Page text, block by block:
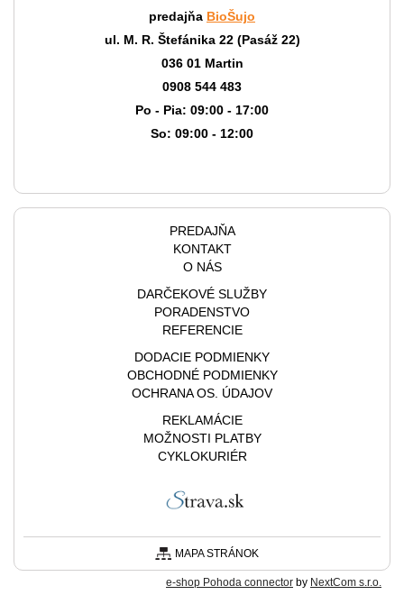
predajňa BioŠujo
ul. M. R. Štefánika 22 (Pasáž 22)
036 01 Martin
0908 544 483
Po - Pia: 09:00 - 17:00
So: 09:00 - 12:00
PREDAJŇA
KONTAKT
O NÁS
DARČEKOVÉ SLUŽBY
PORADENSTVO
REFERENCIE
DODACIE PODMIENKY
OBCHODNÉ PODMIENKY
OCHRANA OS. ÚDAJOV
REKLAMÁCIE
MOŽNOSTI PLATBY
CYKLOKURIÉR
MAPA STRÁNOK
e-shop Pohoda connector by NextCom s.r.o.